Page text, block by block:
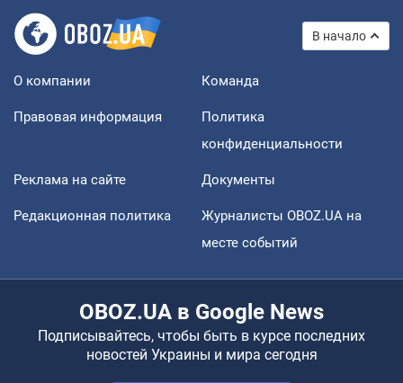
В начало
О компании Команда
Правовая информация
Политика
конфиденциальности
Реклама на сайте Документы
Редакционная политика
Журналисты OBOZ.UA на
месте событий
OBOZ.UA в Google News
Подписывайтесь, чтобы быть в курсе последних
новостей Украины и мира сегодня